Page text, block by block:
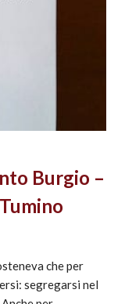
Burgio –
che per
segregarsi nel